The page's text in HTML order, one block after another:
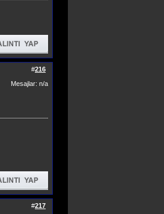
#216
Mesajlar: n/a
#217